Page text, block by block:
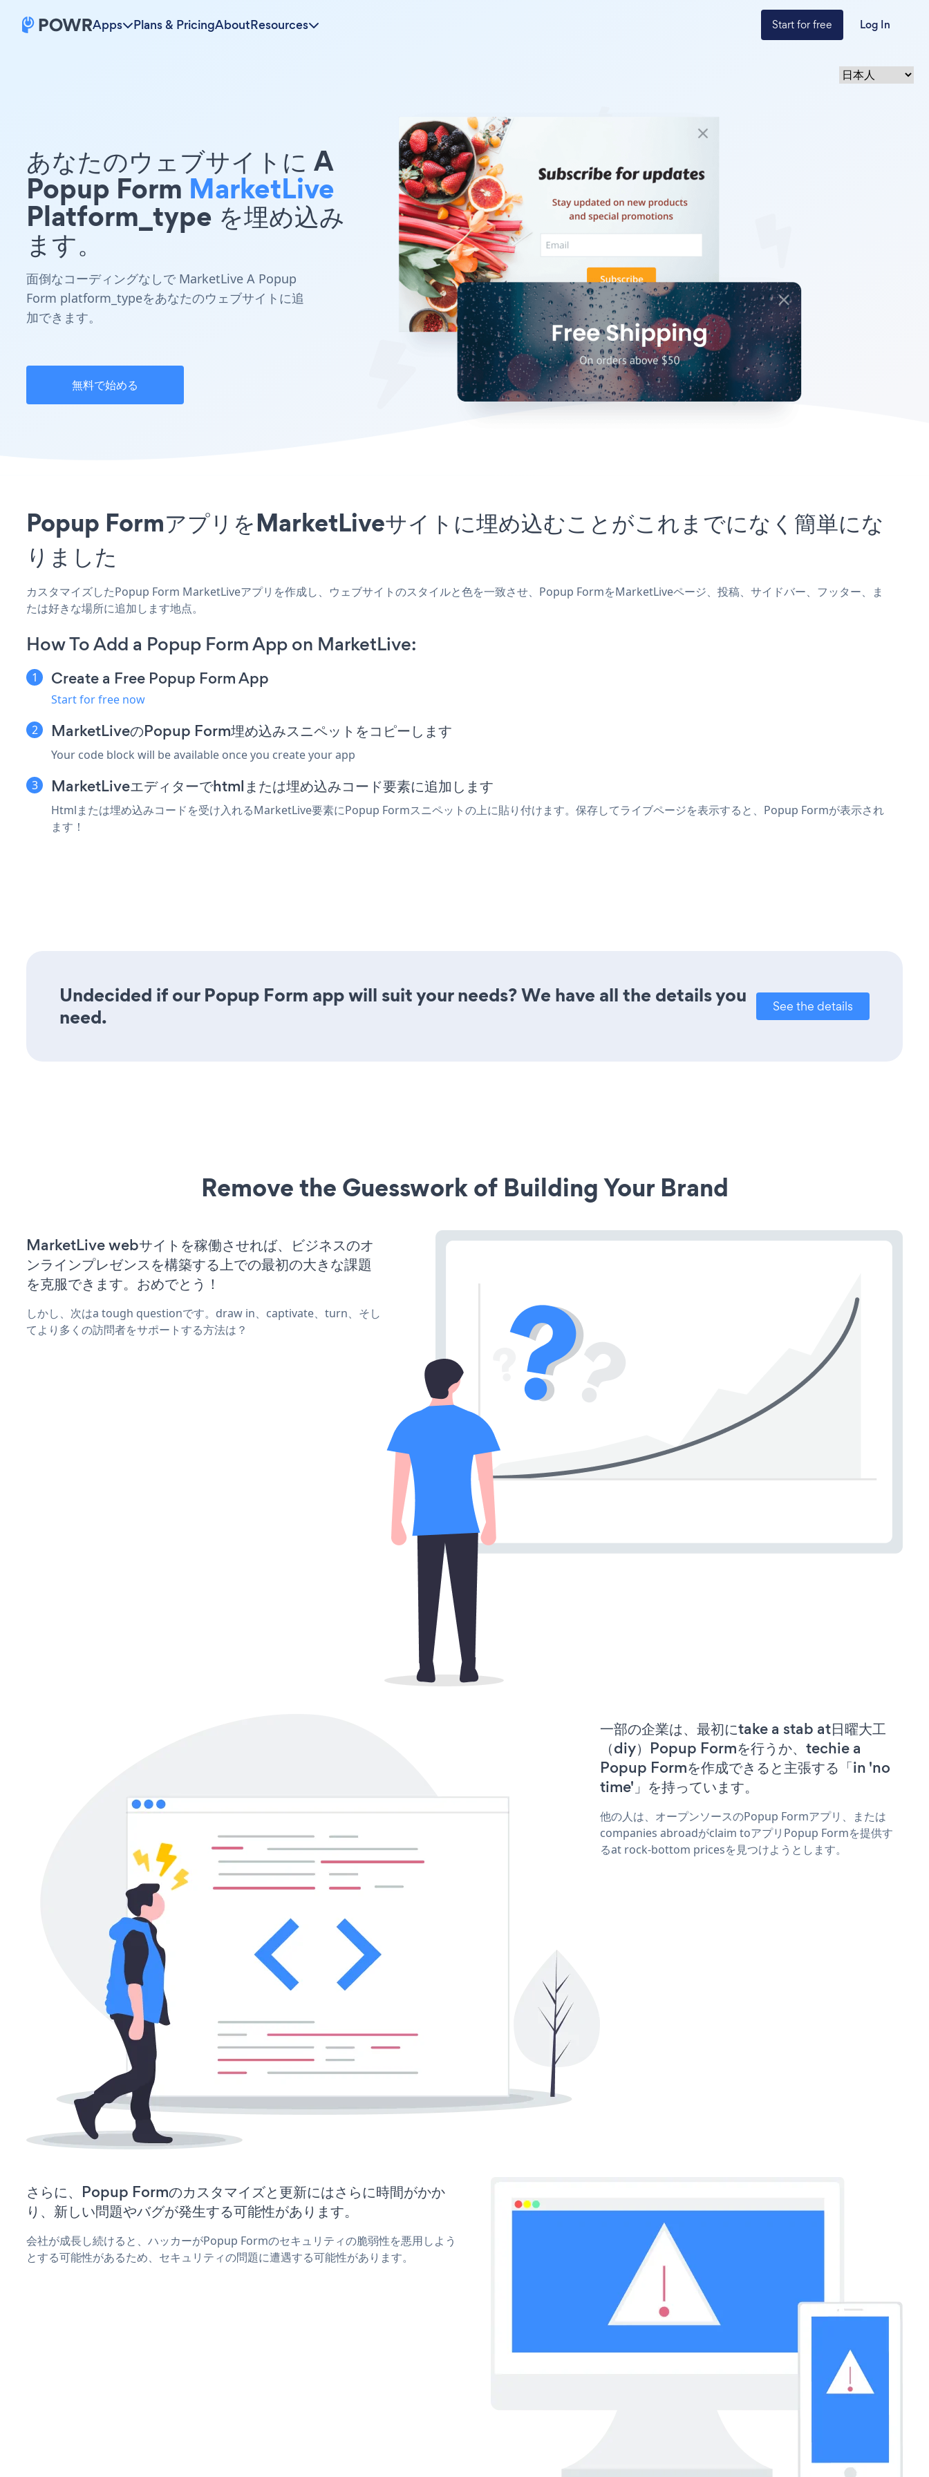
Apps Plans & PricingAboutResources Start for free Log In
あなたのウェブサイトに A
Popup Form MarketLive
Platform_type を埋め込み
ます。
面倒なコーディングなしで MarketLive A Popup
Form platform_typeをあなたのウェブサイトに追
加できます。
無料で始める
Popup FormアプリをMarketLiveサイトに埋め込むことがこれまでになく簡単にな
りました
カスタマイズしたPopup Form MarketLiveアプリを作成し、ウェブサイトのスタイルと色を一致させ、Popup FormをMarketLiveページ、投稿、サイドバー、フッター、ま
たは好きな場所に追加します地点。
How To Add a Popup Form App on MarketLive:
Create a Free Popup Form App
Start for free now
MarketLiveのPopup Form埋め込みスニペットをコピーします
Your code block will be available once you create your app
MarketLiveエディターでhtmlまたは埋め込みコード要素に追加します
Htmlまたは埋め込みコードを受け入れるMarketLive要素にPopup Formスニペットの上に貼り付けます。保存してライブページを表示すると、Popup Formが表示され
ます！
Undecided if our Popup Form app will suit your needs? We have all the details you
need.
See the details
Remove the Guesswork of Building Your Brand
MarketLive webサイトを稼働させれば、ビジネスのオ
ンラインプレゼンスを構築する上での最初の大きな課題
を克服できます。おめでとう！
しかし、次はa tough questionです。draw in、captivate、turn、そし
てより多くの訪問者をサポートする方法は？
一部の企業は、最初にtake a stab at日曜大工
（diy）Popup Formを行うか、techie a
Popup Formを作成できると主張する「in 'no
time'」を持っています。
他の人は、オープンソースのPopup Formアプリ、または
companies abroadがclaim toアプリPopup Formを提供す
るat rock-bottom pricesを見つけようとします。
さらに、Popup Formのカスタマイズと更新にはさらに時間がかか
り、新しい問題やバグが発生する可能性があります。
会社が成長し続けると、ハッカーがPopup Formのセキュリティの脆弱性を悪用しよう
とする可能性があるため、セキュリティの問題に遭遇する可能性があります。